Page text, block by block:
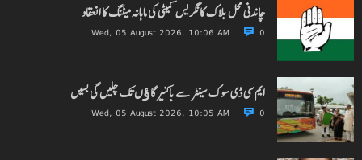
چاندنی محل بلاک کانگریس کمیٹی کی ماہانہ میٹنگ کا انعقاد
Wed, 05 August 2026, 10:06 AM 0
ایم سی ڈی سوک سینٹر سے باکنیر گاﺅں تک چلیں گی بسیں
Wed, 05 August 2026, 10:05 AM 0